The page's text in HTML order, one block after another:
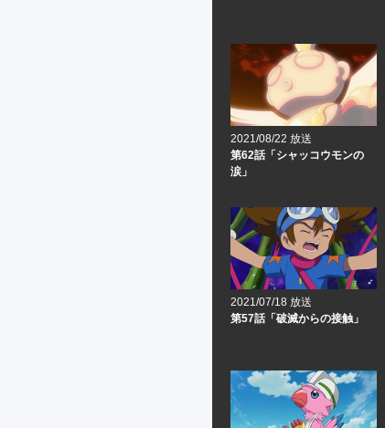
2021/08/22 放送
第62話「シャッコウモンの
涙」
2021/07/18 放送
第57話「破滅からの接触」